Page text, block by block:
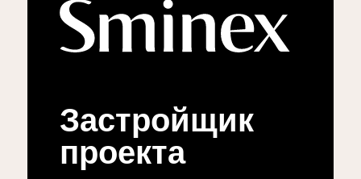
Застройщик
проекта